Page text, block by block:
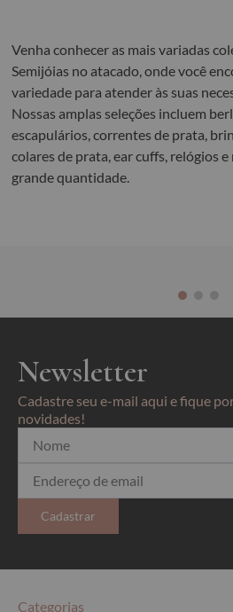
Venha conhecer as mais variadas
Semijóias no atacado, onde você
variedade para atender às suas
Nossas amplas seleções incluem
escapulários, correntes de prata,
colares de prata, ear cuffs, relógios
grande quantidade.
Newsletter
Cadastre seu e-mail aqui e fique
novidades!
Cadastrar
Categorias